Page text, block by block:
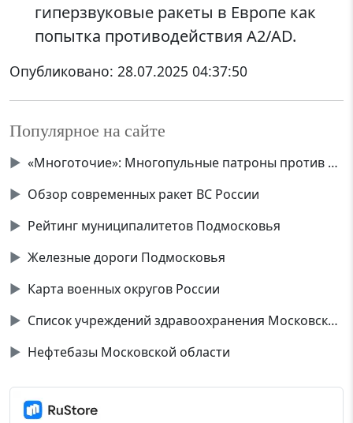
гиперзвуковые ракеты в Европе как
попытка противодействия A2/AD.
Опубликовано: 28.07.2025 04:37:50
Популярное на сайте
▶
«Многоточие»: Многопульные патроны против дронов
▶ Обзор современных ракет ВС России
▶ Рейтинг муниципалитетов Подмосковья
▶ Железные дороги Подмосковья
▶ Карта военных округов России
▶
Список учреждений здравоохранения Московской области
▶ Нефтебазы Московской области